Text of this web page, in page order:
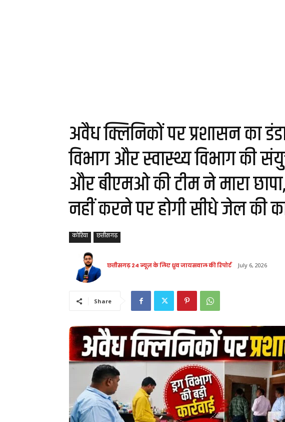
अवैध क्लिनिकों पर प्रशासन का
विभाग और स्वास्थ्य विभाग की
और बीएमओ की टीम ने मारा
नहीं करने पर होगी सीधे जेल की
कोरिया छत्तीसगढ़
छत्तीसगढ़ 24 न्यूज़ के लिए ध्रुव जायसवाल की रिपोर्ट July 6, 2026
Share